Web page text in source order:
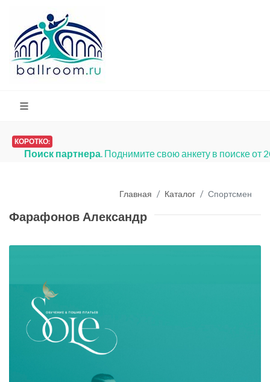
КОРОТКО:
Поиск партнера. Поднимите свою анкету в поиске от
Главная Каталог Спортсмен
Фарафонов Александр